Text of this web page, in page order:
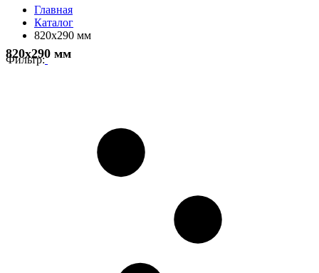
Главная
Каталог
820x290 мм
820x290 мм
Фильтр: